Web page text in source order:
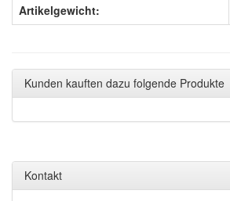
Artikelgewicht:
Kunden kauften dazu folgende Produkte
Kontakt